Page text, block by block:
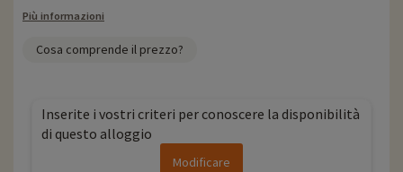
Più informazioni
Cosa comprende il prezzo?
Inserite i vostri criteri per conoscere la disponibilità
di questo alloggio
Modificare